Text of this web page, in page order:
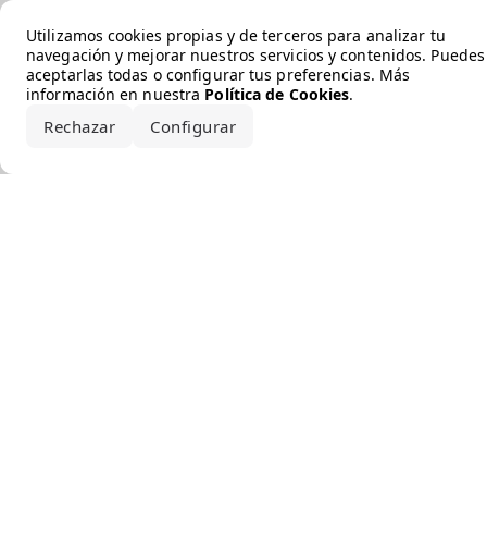
Utilizamos cookies propias y de terceros para analizar tu
navegación y mejorar nuestros servicios y contenidos. Puedes
aceptarlas todas o configurar tus preferencias. Más
información en nuestra Política de Cookies.
Rechazar Configurar
Error loading the brand